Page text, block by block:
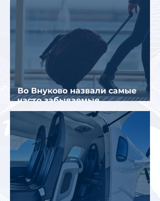
Во Внуково назвали самые
часто забываемые
пассажирами вещи